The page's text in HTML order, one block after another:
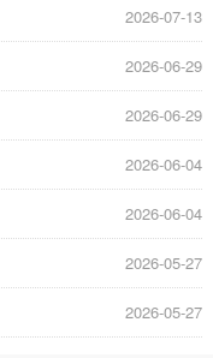
2026-07-13
2026-06-29
2026-06-29
2026-06-04
2026-06-04
2026-05-27
2026-05-27